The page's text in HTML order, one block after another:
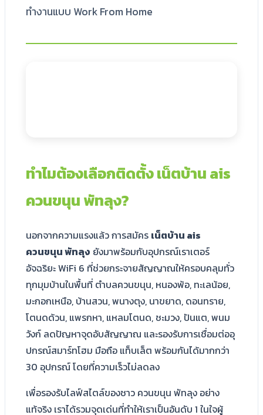
ทำงานแบบ Work From Home
ทำไมต้องเลือกติดตั้ง เน็ตบ้าน ais
ควนขนุน พัทลุง?
นอกจากความแรงแล้ว การสมัคร เน็ตบ้าน ais
ควนขนุน พัทลุง ยังมาพร้อมกับอุปกรณ์เราเตอร์
อัจฉริยะ WiFi 6 ที่ช่วยกระจายสัญญาณให้ครอบคลุมทั่ว
ทุกมุมบ้านในพื้นที่ ตำบลควนขนุน, หนองพ้อ, ทะเลน้อย,
มะกอกเหนือ, บ้านสวน, พนางตุง, นาขยาด, ดอนทราย,
โตนดด้วน, แพรกหา, แหลมโตนด, ชะมวง, ปันแต, พนม
วังก์ ลดปัญหาจุดอับสัญญาณ และรองรับการเชื่อมต่ออุ
ปกรณ์สมาร์ทโฮม มือถือ แท็บเล็ต พร้อมกันได้มากกว่า
30 อุปกรณ์ โดยที่ความเร็วไม่ลดลง
เพื่อรองรับไลฟ์สไตล์ของชาว ควนขนุน พัทลุง อย่าง
แท้จริง เราได้รวมจุดเด่นที่ทำให้เราเป็นอันดับ 1 ในใจผู้